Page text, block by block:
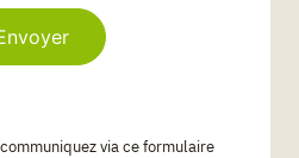
via ce formulaire